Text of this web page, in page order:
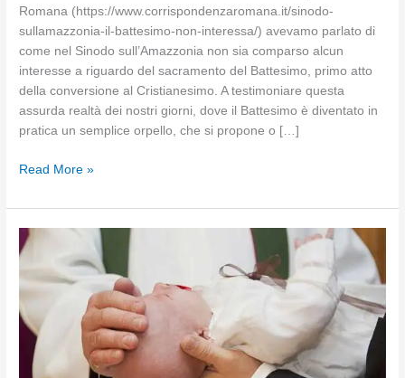
Romana (https://www.corrispondenzaromana.it/sinodo-
sullamazzonia-il-battesimo-non-interessa/) avevamo parlato di
come nel Sinodo sull’Amazzonia non sia comparso alcun
interesse a riguardo del sacramento del Battesimo, primo atto
della conversione al Cristianesimo. A testimoniare questa
assurda realtà dei nostri giorni, dove il Battesimo è diventato in
pratica un semplice orpello, che si propone o […]
Chiesa
la
missione
secondo
“Pachamama”
Read More »